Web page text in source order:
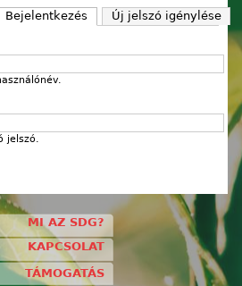
Bejelentkezés (aktív fül)
Új jelszó igénylése
jelszó.
MI AZ SDG?
KAPCSOLAT
TÁMOGATÁS